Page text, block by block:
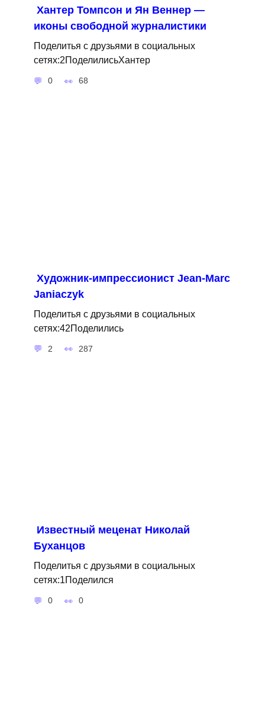
Хантер Томпсон и Ян Веннер —
иконы свободной журналистики
Поделитья с друзьями в социальных
сетях:2ПоделилисьХантер
0 68
Художник-импрессионист Jean-Marc
Janiaczyk
Поделитья с друзьями в социальных
сетях:42Поделились
2 287
Известный меценат Николай
Буханцов
Поделитья с друзьями в социальных
сетях:1Поделился
0 0